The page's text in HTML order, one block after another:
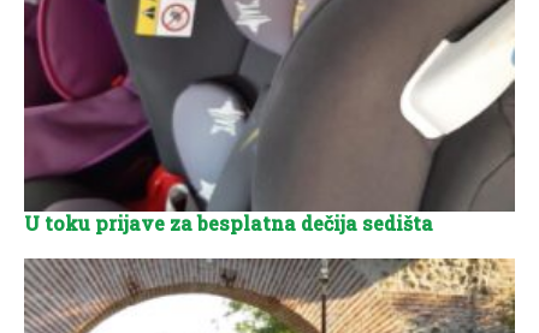
U toku prijave za besplatna dečija sedišta